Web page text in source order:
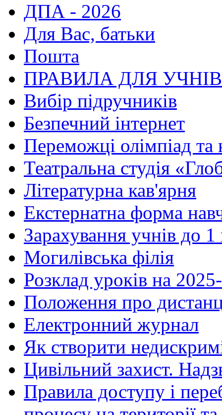
ДПА - 2026
Для Вас, батьки
Пошта
ПРАВИЛА ДЛЯ
Вибір підручників
Безпечний інтернет
Переможці олімпіад та
Театральна студія
Літературна кав'ярня
Екстернатна форма
Зарахування учнів до 1
Могилівська філія
Розклад уроків на
Положення про
Електронний журнал
Як створити
Цивільний захист.
Правила доступу і